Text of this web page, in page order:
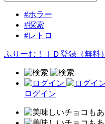
#ホラー
#探索
#レトロ
ふりーむ！ＩＤ登録（無料）
ログイン